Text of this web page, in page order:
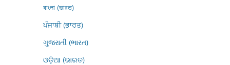
বাংলা (ভারত)
ਪੰਜਾਬੀ (ਭਾਰਤ)
ગુજરાતી (ભારત)
ଓଡ଼ିଆ (ଭାରତ)